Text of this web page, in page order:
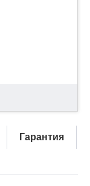
Гарантия